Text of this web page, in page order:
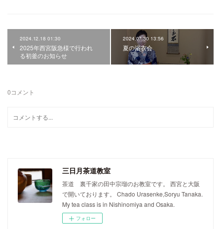
2024.12.18 01:30
2025年西宮阪急様で行われ
る初釜のお知らせ
2024.07.30 13:56
夏の浴衣会
0コメント
三日月茶道教室
茶道 裏千家の田中宗瑠のお教室です。 西宮と大阪
で開いております。 Chado Urasenke,Soryu Tanaka.
My tea class is in Nishinomiya and Osaka.
フォロー